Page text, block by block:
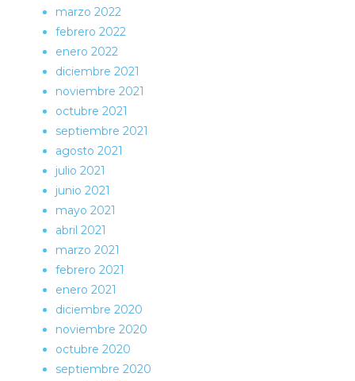
marzo 2022
febrero 2022
enero 2022
diciembre 2021
noviembre 2021
octubre 2021
septiembre 2021
agosto 2021
julio 2021
junio 2021
mayo 2021
abril 2021
marzo 2021
febrero 2021
enero 2021
diciembre 2020
noviembre 2020
octubre 2020
septiembre 2020